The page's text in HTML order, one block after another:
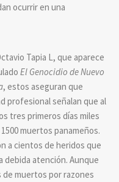
ocurrir en una
Tapia L, que aparece
El Genocidio de Nuevo
, estos aseguran que
profesional señalan que al
tres primeros días miles
muertos panameños.
a cientos de heridos que
debida atención. Aunque
de muertos por razones